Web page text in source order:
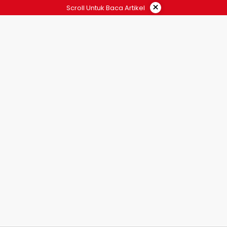
Scroll Untuk Baca Artikel ×